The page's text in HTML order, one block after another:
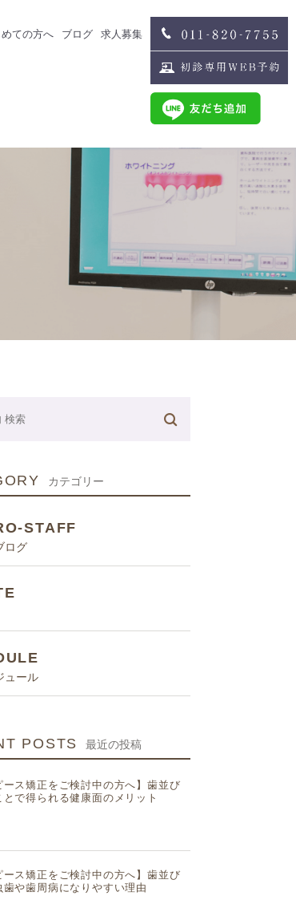
めての方へ ブログ 求人募集
歯科衛生士募集
スタッフインタビュー
カテゴリー
STAFF
ログ
ュール
POSTS 最近の投稿
ース矯正をご検討中の方へ】歯並び
とで得られる健康面のメリット
ース矯正をご検討中の方へ】歯並び
歯や歯周病になりやすい理由